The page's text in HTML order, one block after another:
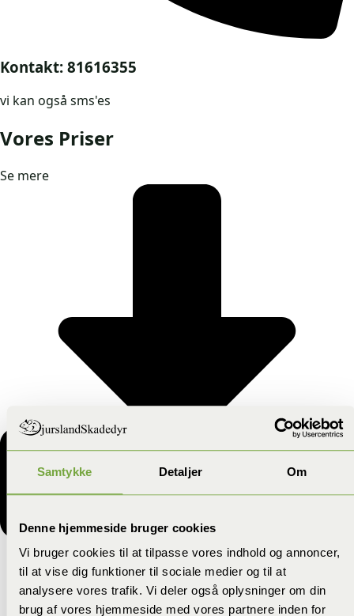
Samtykke Detaljer Om
Denne hjemmeside bruger cookies
Vi bruger cookies til at tilpasse vores indhold og annoncer,
til at vise dig funktioner til sociale medier og til at
analysere vores trafik. Vi deler også oplysninger om din
brug af vores hjemmeside med vores partnere inden for
Kontakt: 81616355
vi kan også sms'es
Vores Priser
Se mere
Myregift Indendørs Hvordan
Fungerer Myregift?